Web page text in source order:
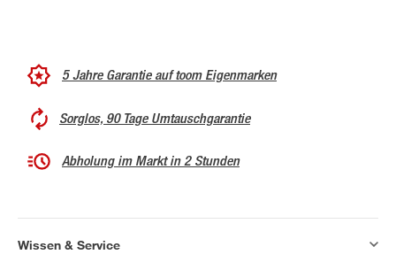
5 Jahre Garantie auf toom Eigenmarken
Sorglos, 90 Tage Umtauschgarantie
Abholung im Markt in 2 Stunden
Wissen & Service